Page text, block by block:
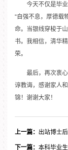
今天不仅是毕
“自强不息，厚德载
命。当银线穿梭于
书。我相信，清华
荣。
最后，再次衷
谆教诲，感谢家人
锦！谢谢大家！
上一篇： 出站博士后
下一篇： 本科毕业生